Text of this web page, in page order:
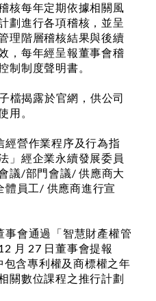
核每年定期依據相關風
劃進行各項稽核，並呈
理階層稽核結果與後續
，每年經呈報董事會稽
制制度聲明書。
檔揭露於官網，供公司
用。
經營作業程序及行為指
」經企業永續發展委員
議/部門會議/ 供應商大
員工/ 供應商進行宣
事會通過「智慧財產權管
月 27 日董事會提報
含專利權及商標權之年
關數位課程之推行計劃